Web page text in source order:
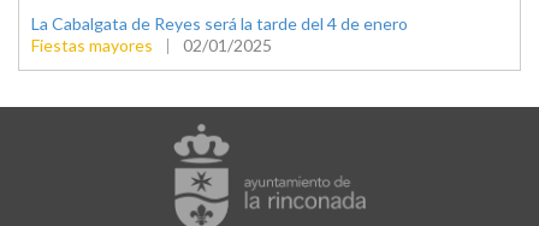
La Cabalgata de Reyes será la tarde del 4 de enero
Fiestas mayores
| 02/01/2025